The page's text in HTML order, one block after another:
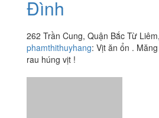
Đình
262 Trần Cung, Quận Bắc Từ
phamthithuyhang: Vịt ăn ổn .
rau húng vịt !